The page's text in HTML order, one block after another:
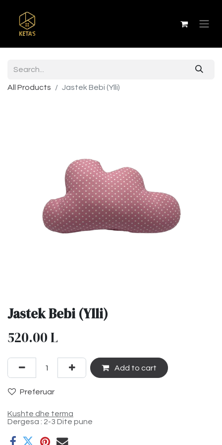
All Products Jastek Bebi (Ylli)
Jastek Bebi (Ylli)
520.00L
Add to cart
Preferuar
Kushte dhe terma
Dergesa : 2-3 Dite pune